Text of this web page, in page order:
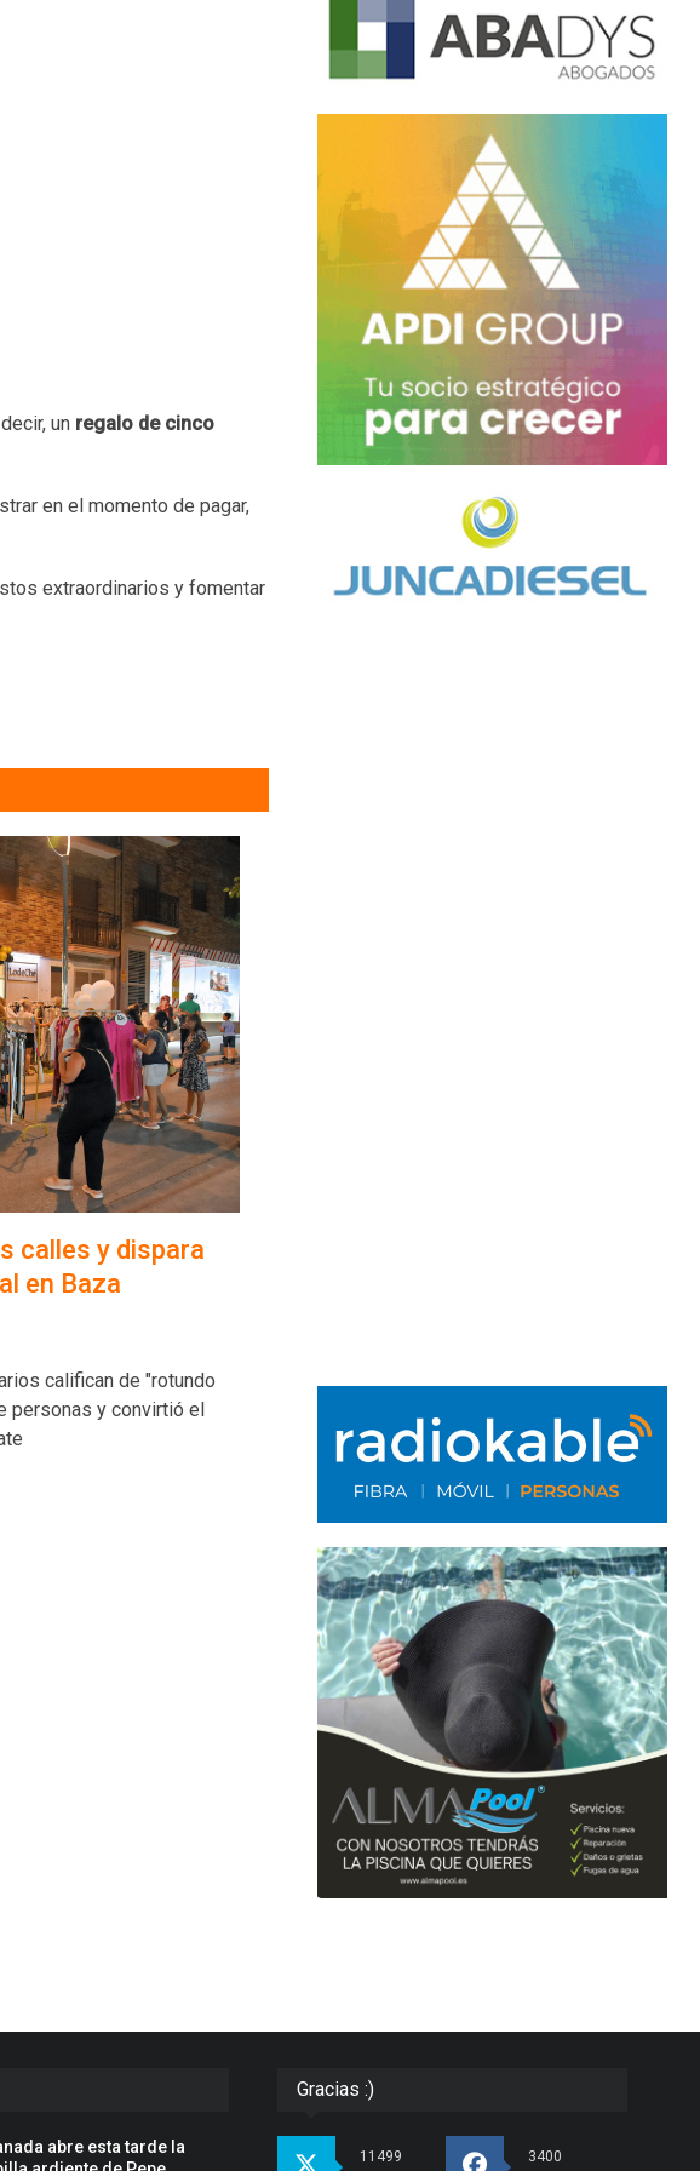
un regalo de cinco
en el momento de pagar,
extraordinarios y fomentar
calles y dispara
en Baza
califican de "rotundo
personas y convirtió el
abre esta tarde la
Gracias :)
11499
3400